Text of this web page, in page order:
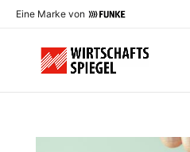
Eine Marke von